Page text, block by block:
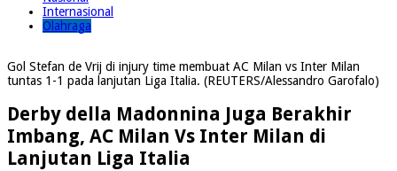
Internasional
Olahraga
Gol Stefan de Vrij di injury time membuat AC Milan vs Inter Milan
tuntas 1-1 pada lanjutan Liga Italia. (REUTERS/Alessandro Garofalo)
Derby della Madonnina Juga Berakhir
Imbang, AC Milan Vs Inter Milan di
Lanjutan Liga Italia